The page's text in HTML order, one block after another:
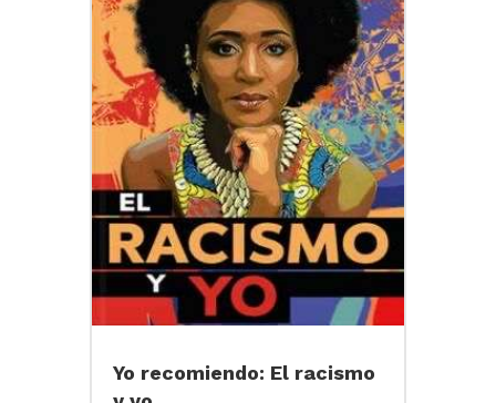
Yo recomiendo: El racismo